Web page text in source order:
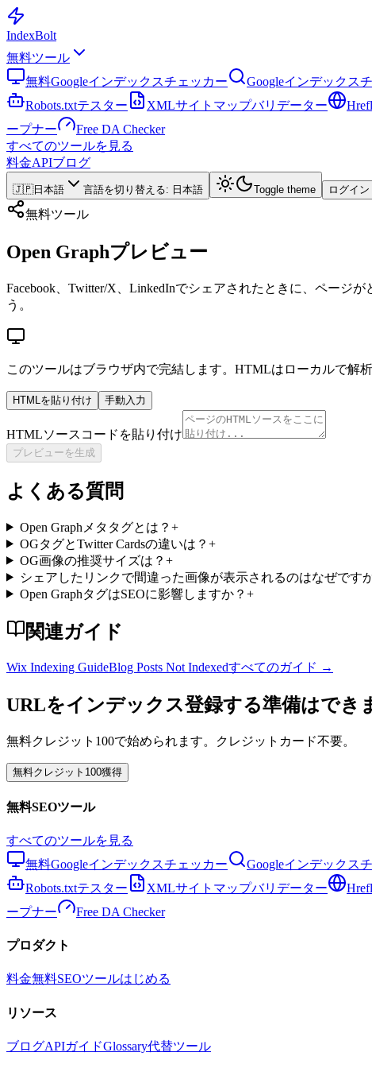
IndexBolt
無料ツール
無料Googleインデックスチェッカー
Googleインデックス
Robots.txtテスター
XMLサイトマップバリデーター
ープナー
Free DA Checker
すべてのツールを見る
料金APIブログ
🇯🇵日本語 言語を切り替える: 日本語 Toggle theme ログイン
無料ツール
Open Graphプレビュー
Facebook、Twitter/X、LinkedInでシェアされたときに、ページ
う。
このツールはブラウザ内で完結します。HTMLはローカルで解
HTMLを貼り付け 手動入力
HTMLソースコードを貼り付け
プレビューを生成
よくある質問
Open Graphメタタグとは？ +
OGタグとTwitter Cardsの違いは？ +
OG画像の推奨サイズは？ +
シェアしたリンクで間違った画像が表示されるのはなぜです
Open GraphタグはSEOに影響しますか？ +
関連ガイド
Wix Indexing GuideBlog Posts Not Indexedすべてのガイド →
URLをインデックス登録する準備はでき
無料クレジット100で始められます。クレジットカード不要。
無料クレジット100獲得
無料SEOツール
すべてのツールを見る
無料Googleインデックスチェッカー
Googleインデックス
Robots.txtテスター
XMLサイトマップバリデーター
ープナー
Free DA Checker
プロダクト
料金無料SEOツールはじめる
リソース
ブログAPIガイドGlossary代替ツール